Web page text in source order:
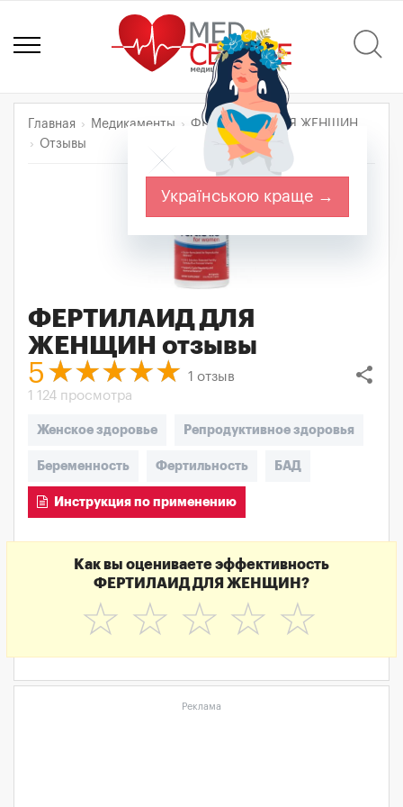
Главная Медикаменты
ФЕРТИЛАИД ДЛЯ ЖЕНЩИН
Отзывы
ФЕРТИЛАИД ДЛЯ
ЖЕНЩИН отзывы
share
5 1 отзыв
1 124 просмотра
Женское здоровье Репродуктивное здоровья
Беременность Фертильность БАД
Инструкция по применению
Как вы оцениваете эффективность
ФЕРТИЛАИД ДЛЯ ЖЕНЩИН?
☆
☆
☆
☆
☆
Реклама
Українською краще →